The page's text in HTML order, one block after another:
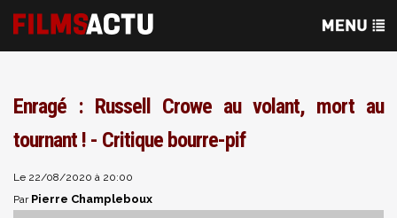
Enragé : Russell Crowe au volant, mort au
tournant ! - Critique bourre-pif
Le 22/08/2020 à 20:00
Par Pierre Champleboux